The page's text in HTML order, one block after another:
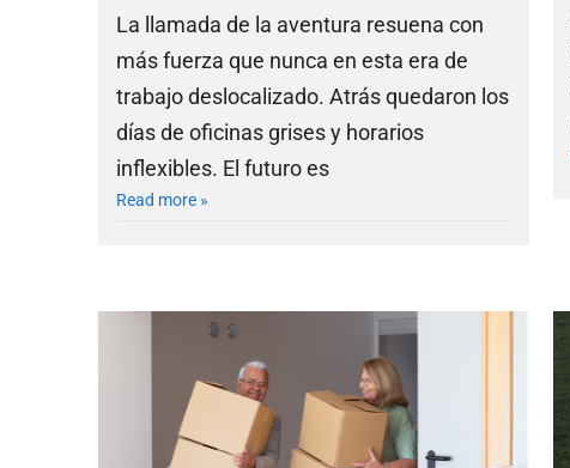
La llamada de la aventura resuena con
más fuerza que nunca en esta era de
trabajo deslocalizado. Atrás quedaron los
días de oficinas grises y horarios
inflexibles. El futuro es
Read more »